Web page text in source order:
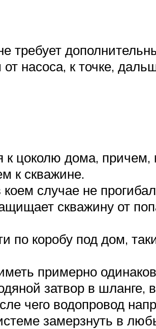
насоса, к точке,
к цоколю дома, причем,
к скважине.
случае не
скважину от
по коробу под дом,
примерно
затвор в шланге,
чего водопровод
замерзнуть в